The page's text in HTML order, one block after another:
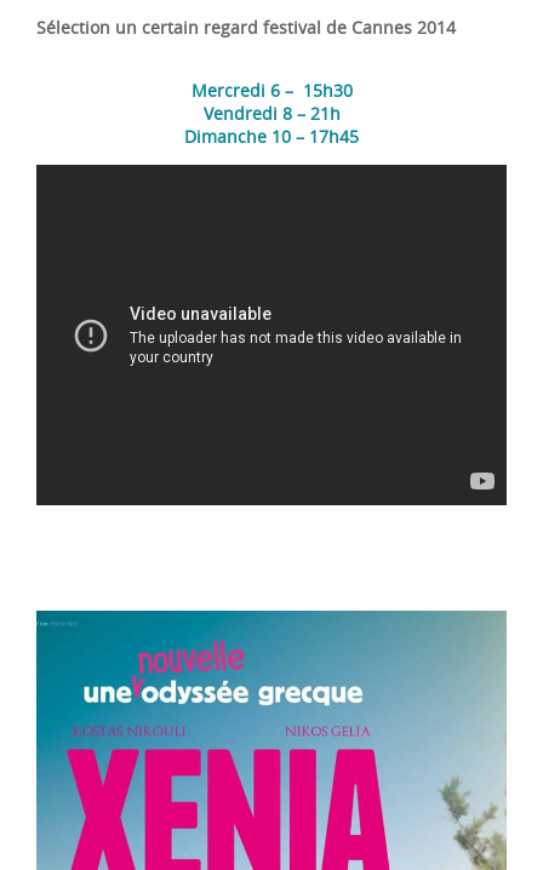
Sélection un certain regard festival de Cannes 2014
Mercredi 6 – 15h30
Vendredi 8 – 21h
Dimanche 10 – 17h45